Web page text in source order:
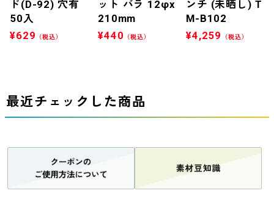
ド(D-92) 穴有
50入
¥629 （税込）
ット バラ 12φx
210mm
¥440 （税込）
ンチ (未晒し) T
M-B102
¥4,259 （税込）
最近チェックした商品